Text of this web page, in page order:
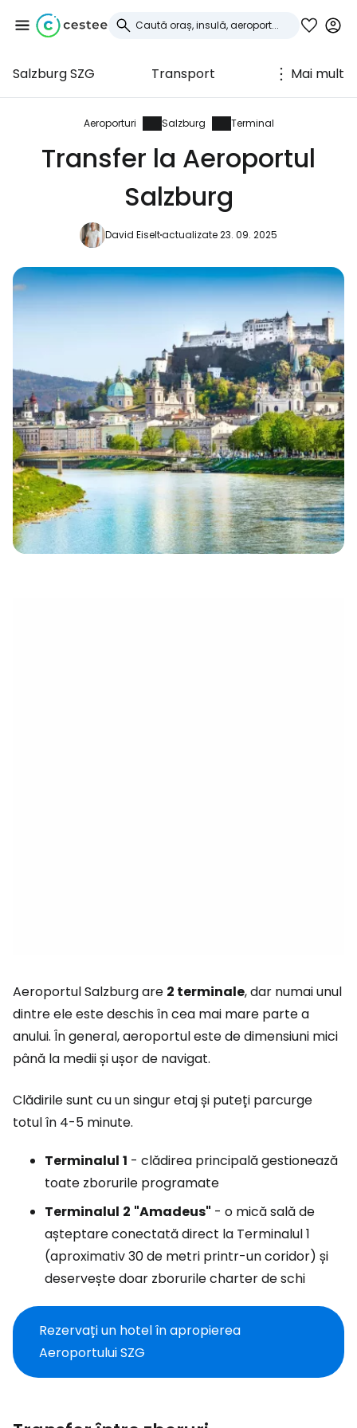
Salzburg SZG Transport Mai mult
Aeroporturi Salzburg Terminal
Transfer la Aeroportul
Salzburg
David Eiseltactualizate 23. 09. 2025
Aeroportul Salzburg are 2 terminale, dar numai unul
dintre ele este deschis în cea mai mare parte a
anului. În general, aeroportul este de dimensiuni mici
până la medii și ușor de navigat.
Clădirile sunt cu un singur etaj și puteți parcurge
totul în 4-5 minute.
Terminalul 1 - clădirea principală gestionează
toate zborurile programate
Terminalul 2 "Amadeus" - o mică sală de
așteptare conectată direct la Terminalul 1
(aproximativ 30 de metri printr-un coridor) și
deservește doar zborurile charter de schi
Rezervați un hotel în apropierea
Aeroportului SZG
Conectați-vă la
Cestee
... comunitatea mondială a călătorilor
Continuați cu Google
Continuați cu Facebook
Continuați cu e-mailul